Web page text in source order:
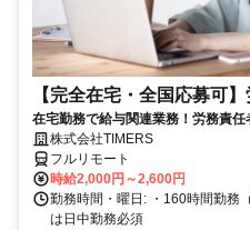
【完全在宅・全国応募可
在宅勤務で給与関連業務！労務責
ぎたい方、注目！
株式会社TIMERS
フルリモート
時給2,000円～2,600円
勤務時間・曜日: ・160時間勤務
は日中勤務必須